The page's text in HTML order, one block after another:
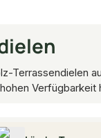
Terrassendielen